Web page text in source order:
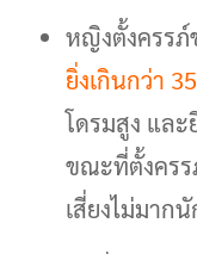
หญิงตั้งครร
ยิ่งเกินกว่า
โดรมสูง และ
ขณะที่ตั้งครร
เสี่ยงไม่มากนั